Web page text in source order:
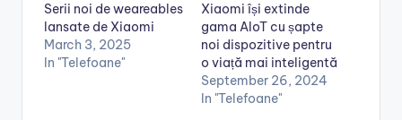
Serii noi de weareables
lansate de Xiaomi
March 3, 2025
In "Telefoane"
Xiaomi își extinde
gama AIoT cu șapte
noi dispozitive pentru
o viață mai inteligentă
September 26, 2024
In "Telefoane"